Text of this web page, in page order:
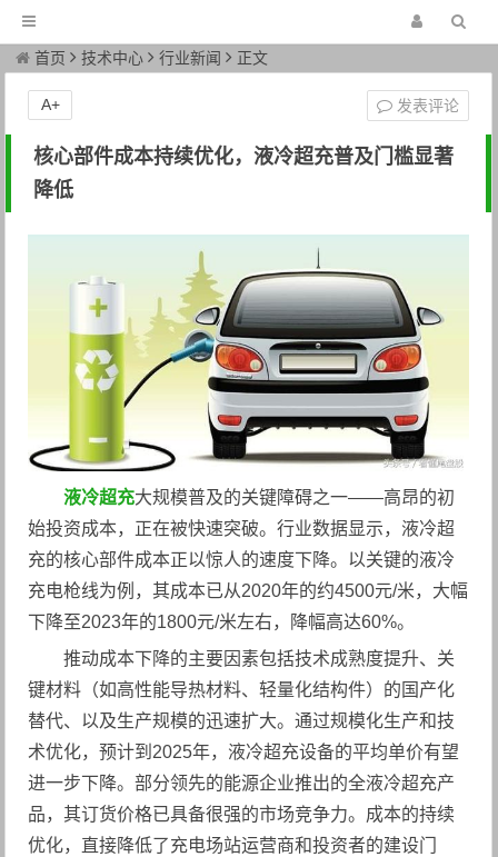
首页 技术中心 行业新闻 正文
核心部件成本持续优化，液冷超充普及门槛显著
降低
液冷超充大规模普及的关键障碍之一——高昂的初
始投资成本，正在被快速突破。行业数据显示，液冷超
充的核心部件成本正以惊人的速度下降。以关键的液冷
充电枪线为例，其成本已从2020年的约4500元/米，大幅
下降至2023年的1800元/米左右，降幅高达60%。
推动成本下降的主要因素包括技术成熟度提升、关
键材料（如高性能导热材料、轻量化结构件）的国产化
替代、以及生产规模的迅速扩大。通过规模化生产和技
术优化，预计到2025年，液冷超充设备的平均单价有望
进一步下降。部分领先的能源企业推出的全液冷超充产
品，其订货价格已具备很强的市场竞争力。成本的持续
优化，直接降低了充电场站运营商和投资者的建设门
发表评论
A+